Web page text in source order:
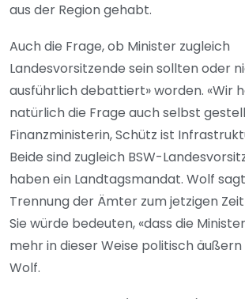
aus der Region gehabt.
Auch die Frage, ob Minister zugleich
Landesvorsitzende sein sollten oder
ausführlich debattiert» worden. «Wir
natürlich die Frage auch selbst
Finanzministerin, Schütz ist
Beide sind zugleich BSW-
haben ein Landtagsmandat. Wolf
Trennung der Ämter zum jetzigen
Sie würde bedeuten, «dass die
mehr in dieser Weise politisch
Wolf.